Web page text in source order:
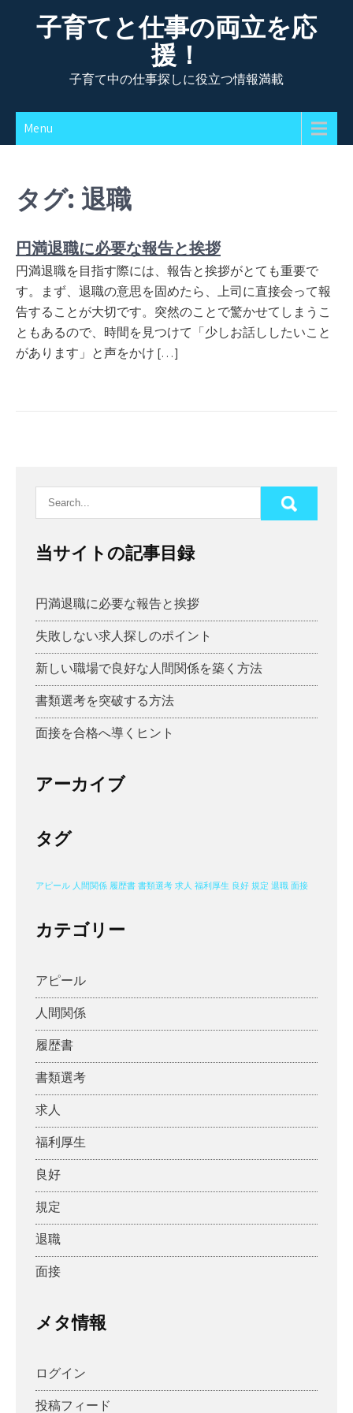
子育てと仕事の両立を応
援！
子育て中の仕事探しに役立つ情報満載
Menu
タグ: 退職
円満退職に必要な報告と挨拶
円満退職を目指す際には、報告と挨拶がとても重要で
す。まず、退職の意思を固めたら、上司に直接会って報
告することが大切です。突然のことで驚かせてしまうこ
ともあるので、時間を見つけて「少しお話ししたいこと
があります」と声をかけ […]
当サイトの記事目録
円満退職に必要な報告と挨拶
失敗しない求人探しのポイント
新しい職場で良好な人間関係を築く方法
書類選考を突破する方法
面接を合格へ導くヒント
アーカイブ
タグ
アピール 人間関係 履歴書 書類選考 求人 福利厚生 良好 規定 退職 面接
カテゴリー
アピール
人間関係
履歴書
書類選考
求人
福利厚生
良好
規定
退職
面接
メタ情報
ログイン
投稿フィード